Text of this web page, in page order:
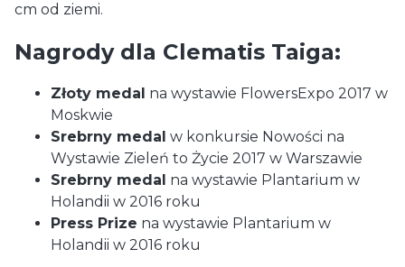
cm od ziemi.
Nagrody dla Clematis Taiga:
Złoty medal na wystawie FlowersExpo 2017 w
Moskwie
Srebrny medal w konkursie Nowości na
Wystawie Zieleń to Życie 2017 w Warszawie
Srebrny medal na wystawie Plantarium w
Holandii w 2016 roku
Press Prize na wystawie Plantarium w
Holandii w 2016 roku